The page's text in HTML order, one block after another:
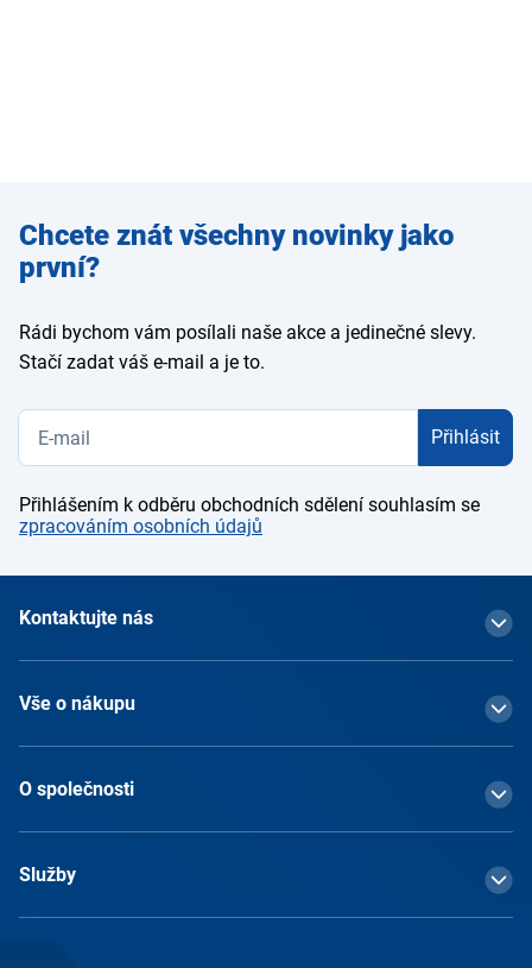
Zadejte
e-mail
Chcete znát všechny novinky jako
první?
Rádi bychom vám posílali naše akce a jedinečné slevy.
Stačí zadat váš e-mail a je to.
Přihlásit
Přihlášením k odběru obchodních sdělení souhlasím se
zpracováním osobních údajů
Kontaktujte nás
Vše o nákupu
O společnosti
Služby